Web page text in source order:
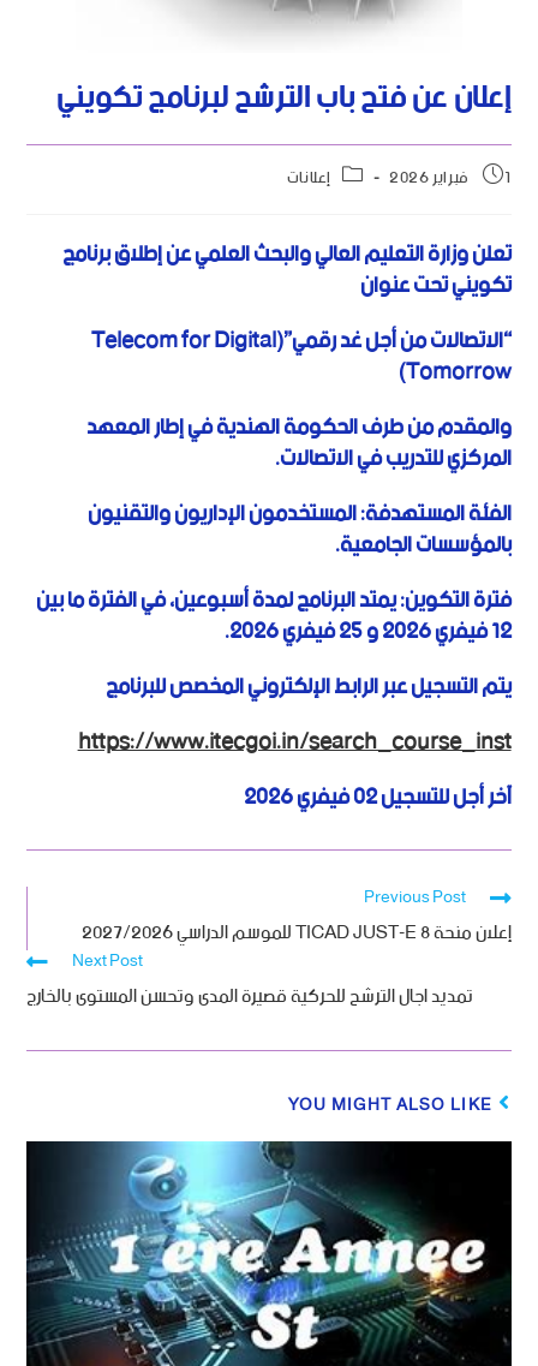
إعلان عن فتح باب الترشح لبرنامج تكويني
1 فبراير 2026 إعلانات
تعلن وزارة التعليم العالي والبحث العلمي عن إطلاق برنامج
تكويني تحت عنوان
“الاتصالات من أجل غد رقمي”(Telecom for Digital
Tomorrow)
والمقدم من طرف الحكومة الهندية في إطار المعهد
المركزي للتدريب في الاتصالات.
الفئة المستهدفة: المستخدمون الإداريون والتقنيون
بالمؤسسات الجامعية.
فترة التكوين:يمتد البرنامج لمدة أسبوعين، في الفترة ما بين
12 فيفري 2026 و 25 فيفري 2026.
يتم التسجيل عبر الرابط الإلكتروني المخصص للبرنامج
https://www.itecgoi.in/search_course_inst
آخر أجل للتسجيل 02 فيفري 2026
Previous Post
إعلان منحة 8 TICAD JUST-E للموسم الدراسي 2027/2026
Next Post
تمديد اجال الترشح للحركية قصيرة المدى وتحسن المستوى بالخارج
YOU MIGHT ALSO LIKE